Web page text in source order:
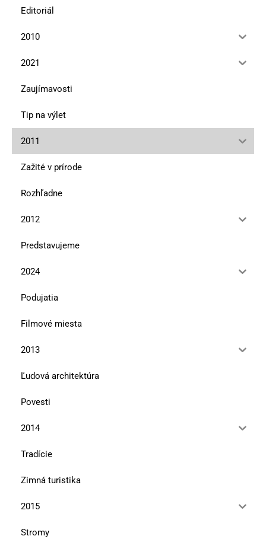
Editoriál
2010
2021
Zaujímavosti
Tip na výlet
2011
Zažité v prírode
Rozhľadne
2012
Predstavujeme
2024
Podujatia
Filmové miesta
2013
Ľudová architektúra
Povesti
2014
Tradície
Zimná turistika
2015
Stromy